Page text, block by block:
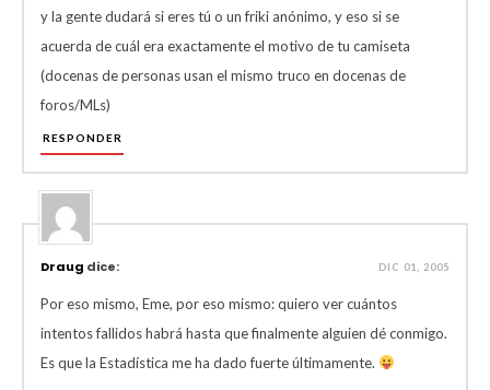
y la gente dudará si eres tú o un friki anónimo, y eso si se
acuerda de cuál era exactamente el motivo de tu camiseta
(docenas de personas usan el mismo truco en docenas de
foros/MLs)
RESPONDER
Draug dice: DIC 01, 2005
Por eso mismo, Eme, por eso mismo: quiero ver cuántos
intentos fallidos habrá hasta que finalmente alguien dé conmigo.
Es que la Estadística me ha dado fuerte últimamente.